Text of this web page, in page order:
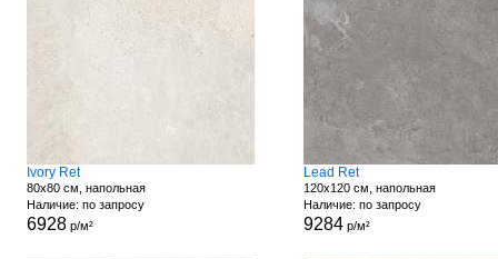
Ivory Ret
80x80 см, напольная
Наличие: по запросу
6928р/м²
Lead Ret
120x120 см, напольная
Наличие: по запросу
9284р/м²